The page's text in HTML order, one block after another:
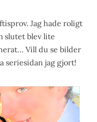
Jag hade roligt
slutet blev lite
Vill du se bilder
seriesidan jag gjort!